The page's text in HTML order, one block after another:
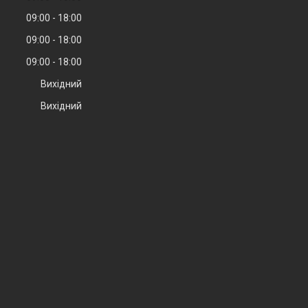
09:00
18:00
09:00
18:00
09:00
18:00
Вихідний
Вихідний